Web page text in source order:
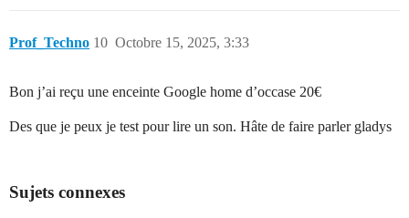
Prof_Techno Octobre 15, 2025, 3:33
10
Bon j’ai reçu une enceinte Google home d’occase 20€
Des que je peux je test pour lire un son. Hâte de faire parler gladys
Sujets connexes